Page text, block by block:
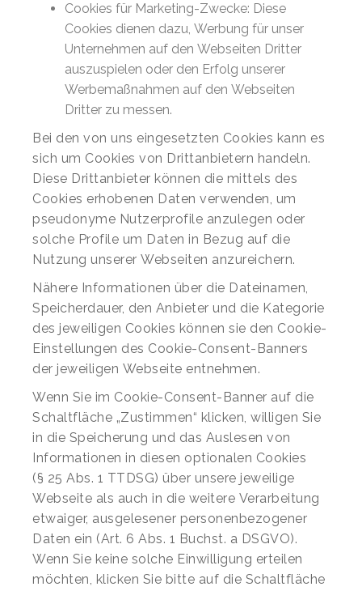
Cookies für Marketing-Zwecke: Diese
Cookies dienen dazu, Werbung für unser
Unternehmen auf den Webseiten Dritter
auszuspielen oder den Erfolg unserer
Werbemaßnahmen auf den Webseiten
Dritter zu messen.
Bei den von uns eingesetzten Cookies kann es
sich um Cookies von Drittanbietern handeln.
Diese Drittanbieter können die mittels des
Cookies erhobenen Daten verwenden, um
pseudonyme Nutzerprofile anzulegen oder
solche Profile um Daten in Bezug auf die
Nutzung unserer Webseiten anzureichern.
Nähere Informationen über die Dateinamen,
Speicherdauer, den Anbieter und die Kategorie
des jeweiligen Cookies können sie den Cookie-
Einstellungen des Cookie-Consent-Banners
der jeweiligen Webseite entnehmen.
Wenn Sie im Cookie-Consent-Banner auf die
Schaltfläche „Zustimmen“ klicken, willigen Sie
in die Speicherung und das Auslesen von
Informationen in diesen optionalen Cookies
(§ 25 Abs. 1 TTDSG) über unsere jeweilige
Webseite als auch in die weitere Verarbeitung
etwaiger, ausgelesener personenbezogener
Daten ein (Art. 6 Abs. 1 Buchst. a DSGVO).
Wenn Sie keine solche Einwilligung erteilen
möchten, klicken Sie bitte auf die Schaltfläche